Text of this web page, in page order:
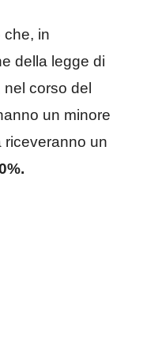
che, in
della legge di
corso del
un minore
riceveranno un